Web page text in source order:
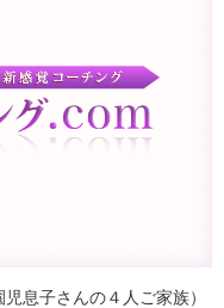
息子さんの４人ご家族）